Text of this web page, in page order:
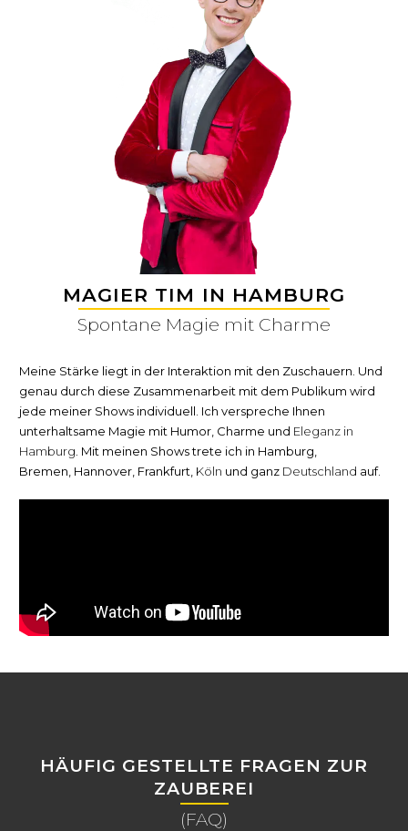
MAGIER TIM IN HAMBURG
Spontane Magie mit Charme
Meine Stärke liegt in der Interaktion mit den Zuschauern. Und
genau durch diese Zusammenarbeit mit dem Publikum wird
jede meiner Shows individuell. Ich verspreche Ihnen
unterhaltsame Magie mit Humor, Charme und Eleganz in
Hamburg. Mit meinen Shows trete ich in Hamburg,
Bremen Hannover Frankfurt Köln und ganz Deutschland auf.
HÄUFIG GESTELLTE FRAGEN ZUR
ZAUBEREI
(FAQ)